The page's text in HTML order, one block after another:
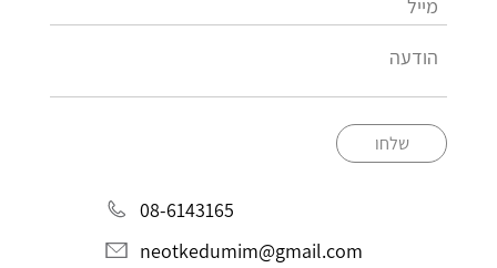
שלחו
08-6143165
neotkedumim@gmail.com